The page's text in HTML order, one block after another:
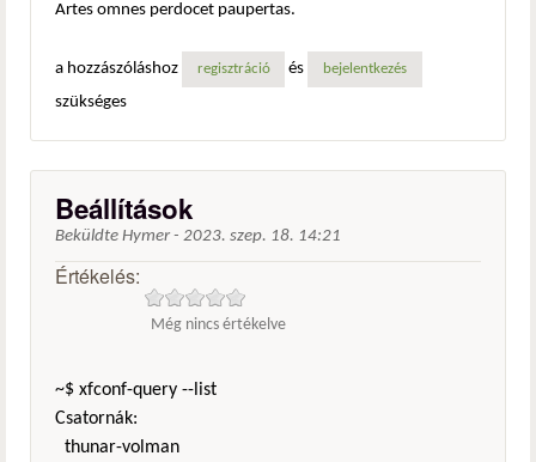
Artes omnes perdocet paupertas.
a hozzászóláshoz regisztráció és bejelentkezés
szükséges
Beállítások
Beküldte Hymer- 2023. szep. 18. 14:21
Értékelés:
Még nincs értékelve
~$ xfconf-query --list
Csatornák:
thunar-volman